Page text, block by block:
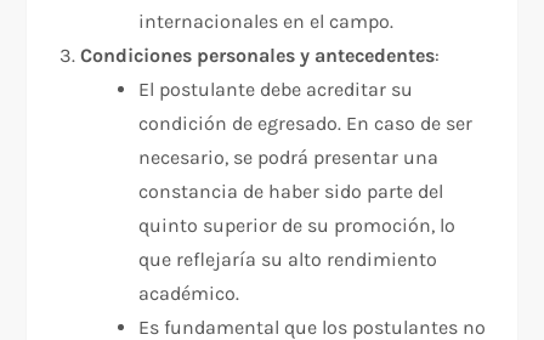
internacionales en el campo.
Condiciones personales y antecedentes:
El postulante debe acreditar su
condición de egresado. En caso de ser
necesario, se podrá presentar una
constancia de haber sido parte del
quinto superior de su promoción, lo
que reflejaría su alto rendimiento
académico.
Es fundamental que los postulantes no